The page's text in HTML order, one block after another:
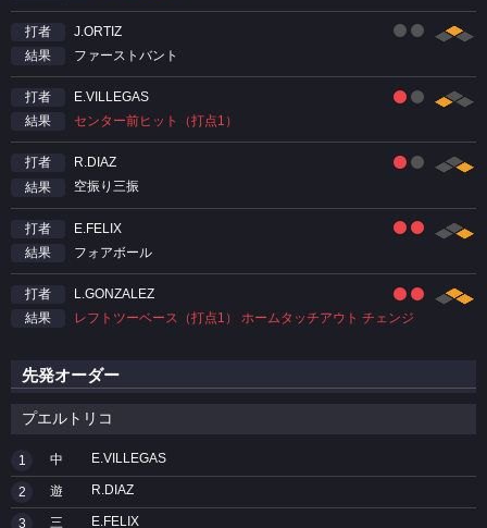
打者
J.ORTIZ
結果
ファーストバント
打者
E.VILLEGAS
結果
センター前ヒット（打点1）
打者
R.DIAZ
結果
空振り三振
打者
E.FELIX
結果
フォアボール
打者
L.GONZALEZ
結果
レフトツーベース（打点1） ホームタッチアウト チェンジ
先発オーダー
プエルトリコ
1 中 E.VILLEGAS
2 遊 R.DIAZ
3 三 E.FELIX